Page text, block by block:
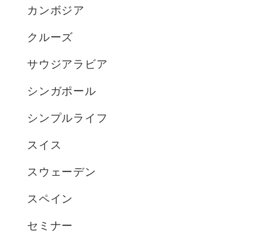
カンボジア
クルーズ
サウジアラビア
シンガポール
シンプルライフ
スイス
スウェーデン
スペイン
セミナー